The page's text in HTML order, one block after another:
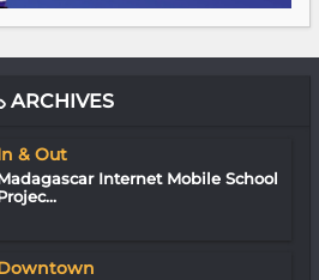
ARCHIVES
& Out
Internet Mobile School